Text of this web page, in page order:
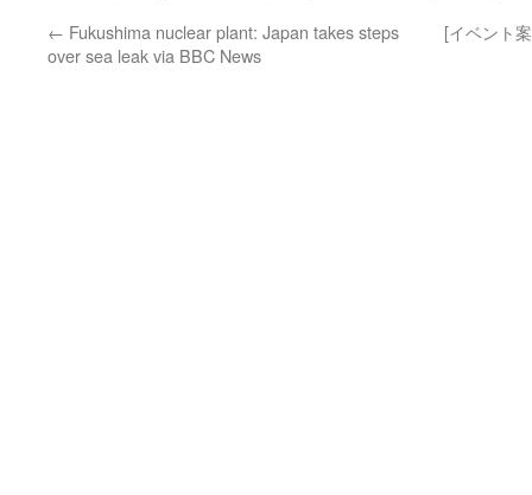
← Fukushima nuclear plant: Japan takes steps
over sea leak via BBC News
[イベント